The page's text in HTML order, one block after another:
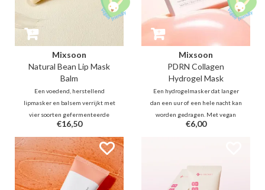
Mixsoon
Natural Bean Lip Mask
Balm
Een voedend, herstellend
lipmasker en balsem verrijkt met
vier soorten gefermenteerde
plantaardige ingrediënten (boon,
gerst, granaatappel en perensap)
om de lippen te voeden en een
beschermende vochtbarrière te
vormen.
€16,50
Mixsoon
PDRN Collagen
Hydrogel Mask
Een hydrogelmasker dat langer
dan een uur of een hele nacht kan
worden gedragen. Met vegan
PDRN verbetert het de
gevoelige huid kalmeert voor een
stralende teint
€6,00